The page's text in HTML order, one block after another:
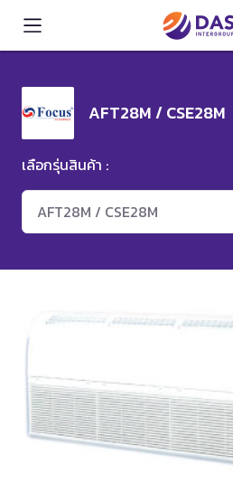
AFT28M / CSE28M
เลือกรุ่นสินค้า :
AFT28M / CSE28M